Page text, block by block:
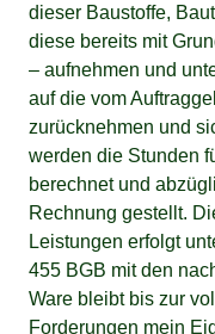
dieser Baustoffe,
diese bereits mit
– aufnehmen und
auf die vom
zurücknehmen und
werden die Stunden
berechnet und
Rechnung gestellt.
Leistungen erfolgt
455 BGB mit den
Ware bleibt bis zur
Forderungen mein